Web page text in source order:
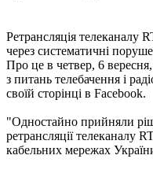
Ретрансляція телеканалу
через систематичні
Про це в четвер, 6
з питань телебачення і
своїй сторінці в Facebook.
"Одностайно прийняли
ретрансляції телеканалу
кабельних мережах